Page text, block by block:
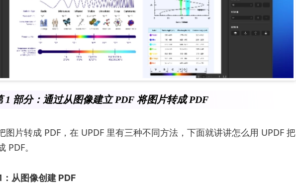
1 部分：通过从图像建立 PDF 将图片转成 PDF
图片转成 PDF，在 UPDF 里有三种不同方法，下面就讲讲怎么用 UPDF 把
PDF。
：从图像创建 PDF